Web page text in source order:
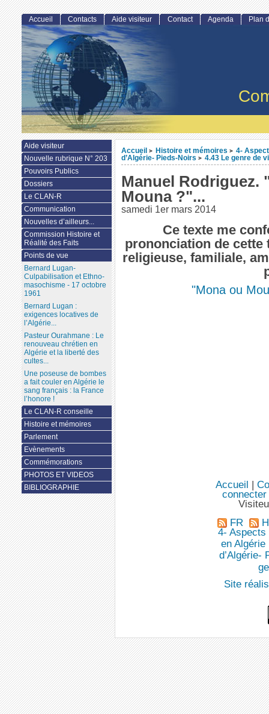
Accueil > Histoire et mémoires > 4-
d’Algérie- Pieds-Noirs > 4.43 Le genre de
Manuel Rodriguez.
Mouna ?"...
samedi 1er mars 2014
Ce texte me
prononciation de
religieuse, familiale,
"Mona ou
Accueil Contacts Aide visiteur Contact Agenda Plan
Aide visiteur
Nouvelle rubrique N° 203
Pouvoirs Publics
Dossiers
Le CLAN-R
Communication
Nouvelles d’ailleurs...
Commission Histoire et
Réalité des Faits
Points de vue
Bernard Lugan-
Culpabilisation et Ethno-
masochisme - 17 octobre
1961
Bernard Lugan :
exigences locatives de
l’Algérie...
Pasteur Ourahmane : Le
renouveau chrétien en
Algérie et la liberté des
cultes...
Une poseuse de bombes
a fait couler en Algérie le
sang français : la France
l’honore !
Le CLAN-R conseille
Histoire et mémoires
Parlement
Evènements
Commémorations
PHOTOS ET VIDEOS
BIBLIOGRAPHIE
Accueil
connecter
FR
4- Aspects
en Algérie
d’Algérie-
Site